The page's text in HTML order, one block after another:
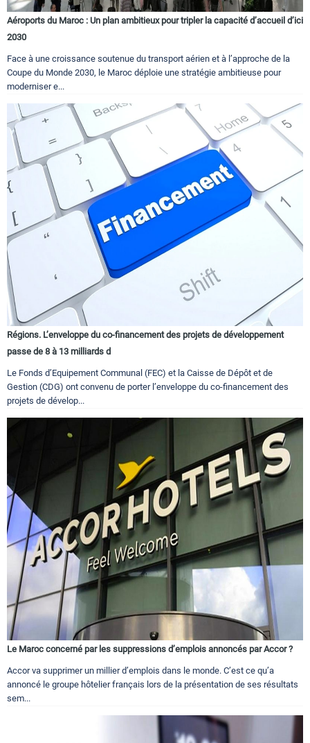
Aéroports du Maroc : Un plan ambitieux pour tripler la capacité d’accueil d’ici
2030
Face à une croissance soutenue du transport aérien et à l’approche de la
Coupe du Monde 2030, le Maroc déploie une stratégie ambitieuse pour
moderniser e...
Régions. L’enveloppe du co-financement des projets de développement
passe de 8 à 13 milliards d
Le Fonds d’Equipement Communal (FEC) et la Caisse de Dépôt et de
Gestion (CDG) ont convenu de porter l’enveloppe du co-financement des
projets de dévelop...
Le Maroc concerné par les suppressions d’emplois annoncés par Accor ?
Accor va supprimer un millier d’emplois dans le monde. C’est ce qu’a
annoncé le groupe hôtelier français lors de la présentation de ses résultats
sem...